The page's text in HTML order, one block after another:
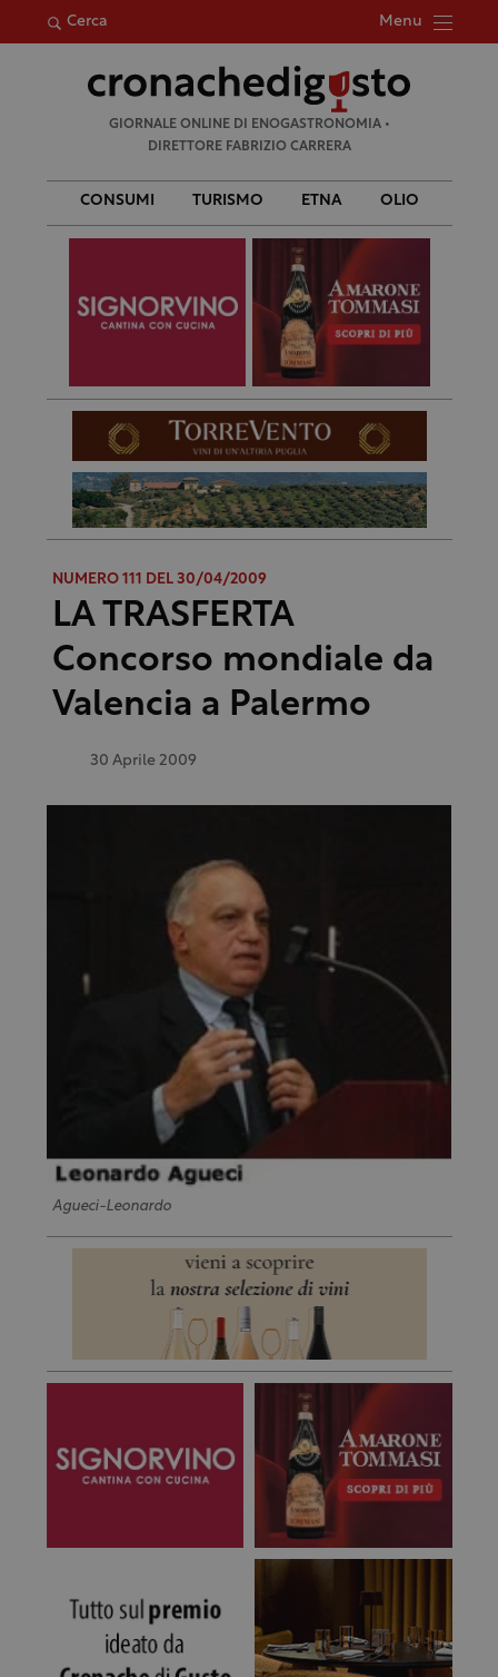
Cerca Menu
per:
GIORNALE ONLINE DI ENOGASTRONOMIA •
DIRETTORE FABRIZIO CARRERA
CONSUMI TURISMO ETNA OLIO
NUMERO 111 DEL 30/04/2009
LA TRASFERTA
Concorso mondiale da
Valencia a Palermo
30 Aprile 2009
Agueci-Leonardo